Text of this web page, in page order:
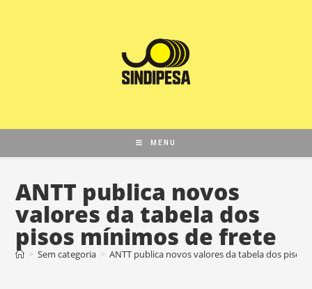
MENU
ANTT publica novos
valores da tabela dos
pisos mínimos de frete
> Sem categoria > ANTT publica novos valores da tabela dos pisos